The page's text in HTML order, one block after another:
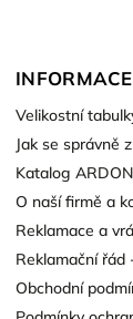
Velikostní
Jak se správně
Katalog
O naší firmě a
Reklamace a
Reklamační řád
Obchodní